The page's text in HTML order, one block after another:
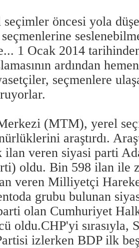
seçimler öncesi yola
1 Ocak 2014
ardından
seçmenlere
(MTM), yerel
araştırdı.
ilan veren siyasi parti
oldu. Bin 598 ilan ile
veren Milliyetçi
grubu bulunan
olan Cumhuriyet
oldu.CHP'yi sırasıyla,
izlerken BDP ilk